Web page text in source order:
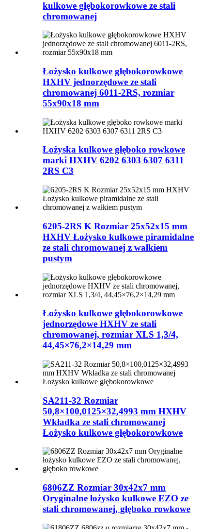
kulkowe głębokorowkowe ze stali
chromowanej
Łożysko kulkowe głębokorowkowe
HXHV jednorzędowe ze stali
chromowanej 6011-2RS, rozmiar
55x90x18 mm
Łożyska kulkowe głęboko rowkowe
marki HXHV 6202 6303 6307 6311
2RS C3
6205-2RS K Rozmiar 25x52x15 mm
HXHV Łożysko kulkowe piramidalne
ze stali chromowanej z wałkiem
pustym
Łożysko kulkowe głębokorowkowe
jednorzędowe HXHV ze stali
chromowanej, rozmiar XLS 1,3/4,
44,45×76,2×14,29 mm
SA211-32 Rozmiar
50,8×100,0125×32,4993 mm HXHV
Wkładka ze stali chromowanej
Łożysko kulkowe głębokorowkowe
6806ZZ Rozmiar 30x42x7 mm
Oryginalne łożysko kulkowe EZO ze
stali chromowanej, głęboko rowkowe